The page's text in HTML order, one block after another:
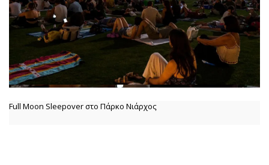
Full Moon Sleepover στο Πάρκο Νιάρχος